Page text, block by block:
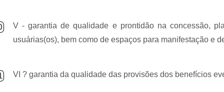
V - garantia de qualidade e prontidão na concessão,
usuárias(os), bem como de espaços para manifestação e
VI ? garantia da qualidade das provisões dos benefícios